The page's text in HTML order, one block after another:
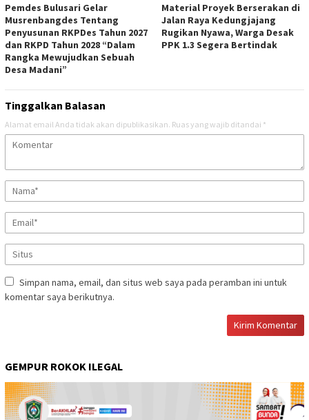
Pemdes Bulusari Gelar
Musrenbangdes Tentang
Penyusunan RKPDes Tahun 2027
dan RKPD Tahun 2028 “Dalam
Rangka Mewujudkan Sebuah
Desa Madani”
Material Proyek Berserakan di
Jalan Raya Kedungjajang
Rugikan Nyawa, Warga Desak
PPK 1.3 Segera Bertindak
Tinggalkan Balasan
Alamat email Anda tidak akan dipublikasikan. Ruas yang wajib ditandai *
Simpan nama, email, dan situs web saya pada peramban ini untuk
komentar saya berikutnya.
GEMPUR ROKOK ILEGAL